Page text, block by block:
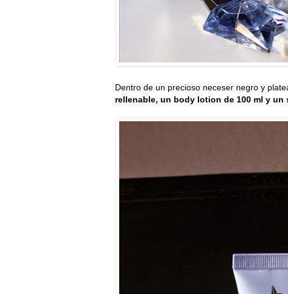
Dentro de un precioso neceser negro y
rellenable, un body lotion de 100 ml y un